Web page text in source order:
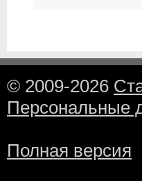
© 2009-2026
Персональные
Полная версия